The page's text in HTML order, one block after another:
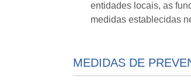
entidades locais, as
medidas establecidas
MEDIDAS DE